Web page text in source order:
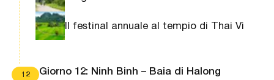
Il festinal annuale al tempio di Thai Vi
12 Giorno 12: Ninh Binh – Baia di Halong